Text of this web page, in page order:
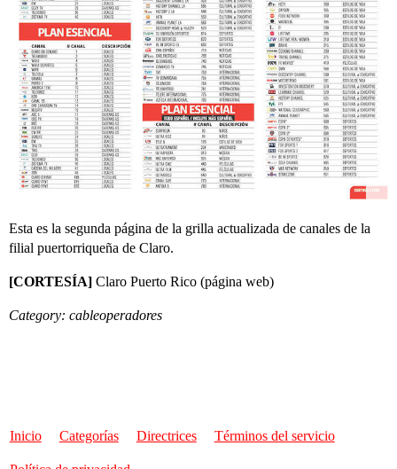
Esta es la segunda página de la grilla actualizada de canales de la
filial puertorriqueña de Claro.
[CORTESÍA] Claro Puerto Rico (página web)
Category: cableoperadores
Inicio Categorías Directrices Términos del servicio